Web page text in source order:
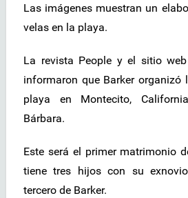
Las imágenes muestran un
velas en la playa.
La revista People y el sitio
informaron que Barker organizó
playa en Montecito,
Bárbara.
Este será el primer matrimonio
tiene tres hijos con su
tercero de Barker.